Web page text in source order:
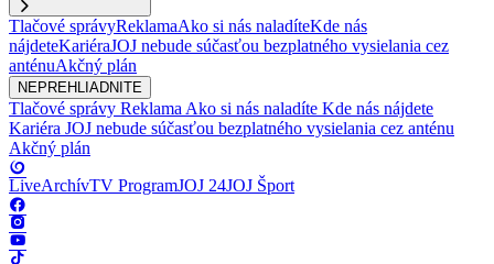
Tlačové správyReklamaAko si nás naladíteKde nás
nájdeteKariéraJOJ nebude súčasťou bezplatného vysielania cez
anténuAkčný plán
NEPREHLIADNITE
Tlačové správy Reklama Ako si nás naladíte Kde nás nájdete
Kariéra JOJ nebude súčasťou bezplatného vysielania cez anténu
Akčný plán
LiveArchívTV ProgramJOJ 24JOJ Šport